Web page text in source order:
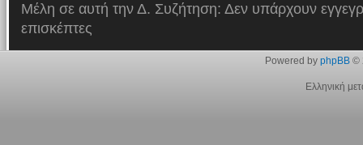
Μέλη σε αυτή την Δ. Συζήτηση: Δεν υπάρχουν
επισκέπτες
Powered by phpBB©
Ελληνική